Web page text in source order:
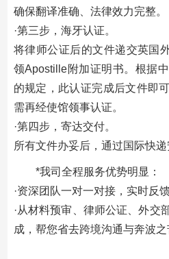
确保翻译准确、法律效力完整。
·第三步，海牙认证。
将律师公证后的文件递交英国
领Apostille附加证明书。根据
的规定，此认证完成后文件即
需再经使馆领事认证。
·第四步，寄达交付。
所有文件办妥后，通过国际快递
*我司全程服务优势明显：
·资深团队一对一对接，实时反
·从材料预审、律师公证、外交
成，帮您省去跨境沟通与奔波之